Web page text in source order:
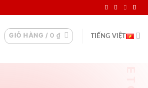
GIỎ HÀNG / 0 ₫ TIẾNG VIỆT